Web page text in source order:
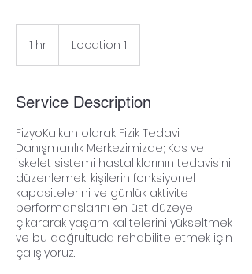
1 hr Location 1
Service Description
FizyoKalkan olarak Fizik Tedavi
Danışmanlık Merkezimizde; Kas ve
iskelet sistemi hastalıklarının tedavisini
düzenlemek, kişilerin fonksiyonel
kapasitelerini ve günlük aktivite
performanslarını en üst düzeye
çıkararak yaşam kalitelerini yükseltmek
ve bu doğrultuda rehabilite etmek için
çalışıyoruz.